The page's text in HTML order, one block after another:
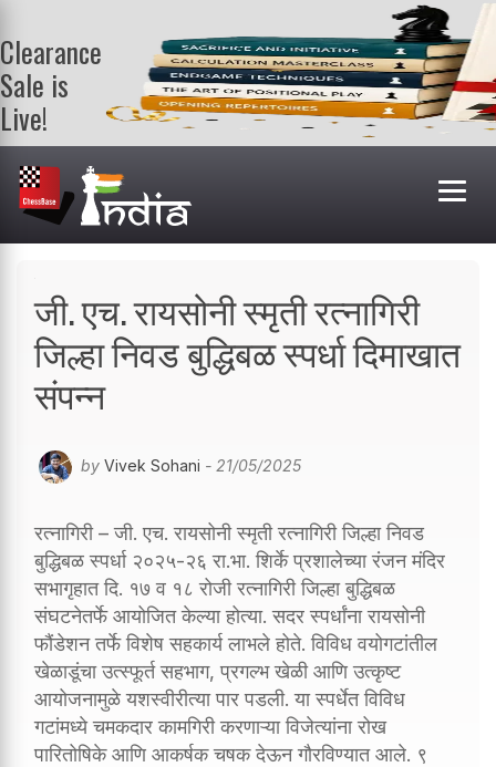
Clearance
Sale is
Live!
Get a FREE
book on
purchasing 2
or more
books. Valid
जी. एच. रायसोनी स्मृती रत्नागिरी
जिल्हा निवड बुद्धिबळ स्पर्धा दिमाखात
संपन्न
by Vivek Sohani - 21/05/2025
रत्नागिरी – जी. एच. रायसोनी स्मृती रत्नागिरी जिल्हा निवड
बुद्धिबळ स्पर्धा २०२५-२६ रा.भा. शिर्के प्रशालेच्या रंजन मंदिर
सभागृहात दि. १७ व १८ रोजी रत्नागिरी जिल्हा बुद्धिबळ
संघटनेतर्फे आयोजित केल्या होत्या. सदर स्पर्धांना रायसोनी
फौंडेशन तर्फे विशेष सहकार्य लाभले होते. विविध वयोगटांतील
खेळाडूंचा उत्स्फूर्त सहभाग, प्रगल्भ खेळी आणि उत्कृष्ट
आयोजनामुळे यशस्वीरीत्या पार पडली. या स्पर्धेत विविध
गटांमध्ये चमकदार कामगिरी करणाऱ्या विजेत्यांना रोख
पारितोषिके आणि आकर्षक चषक देऊन गौरविण्यात आले. ९